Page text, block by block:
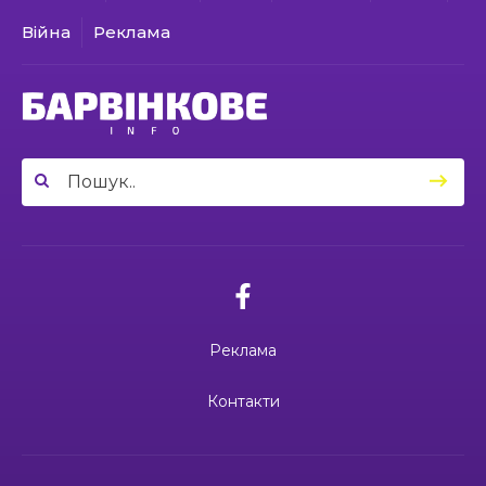
03:49
Сергій Козаков і Валерій Павленко: різні долі,
один вибір — захищати Україну
04:27
Барвінківського ліцею №1 пройшли фахове
03.07.2026
Вони віддали життя за Україну: 3
липня вшановуємо пам’ять Миколи
Поки звучить материнська молитва,
живе пам’ять
Війна Реклама
Реклама
Контакти